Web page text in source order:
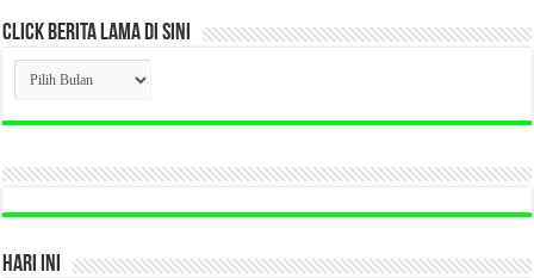
CLICK BERITA LAMA DI SINI
CLICK
BERITA
LAMA
DI
HARI INI